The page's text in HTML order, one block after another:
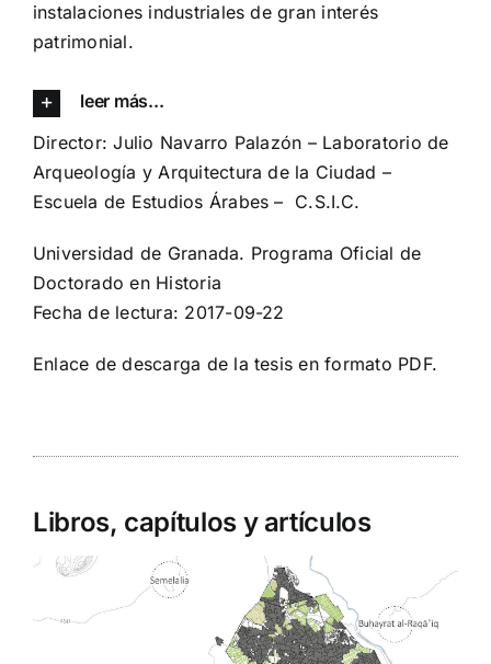
instalaciones industriales de gran interés
patrimonial.
leer más...
Director:Julio Navarro Palazón – Laboratorio de
Arqueología y Arquitectura de la Ciudad –
Escuela de Estudios Árabes – C.S.I.C.
Universidad de Granada. Programa Oficial de
Doctorado en Historia
Fecha de lectura: 2017-09-22
Enlace de descarga de la tesis en formato PDF.
Libros, capítulos y artículos